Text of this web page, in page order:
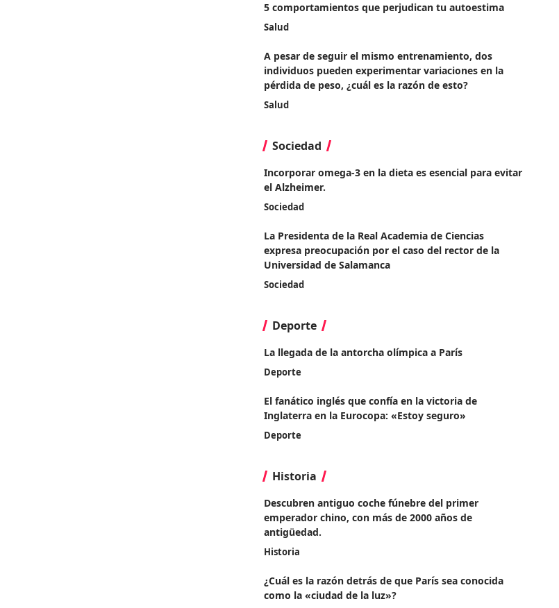
5 comportamientos que perjudican tu autoestima
Salud
A pesar de seguir el mismo entrenamiento, dos
individuos pueden experimentar variaciones en la
pérdida de peso, ¿cuál es la razón de esto?
Salud
Sociedad
Incorporar omega-3 en la dieta es esencial para evitar
el Alzheimer.
Sociedad
La Presidenta de la Real Academia de Ciencias
expresa preocupación por el caso del rector de la
Universidad de Salamanca
Sociedad
Deporte
La llegada de la antorcha olímpica a París
Deporte
El fanático inglés que confía en la victoria de
Inglaterra en la Eurocopa: «Estoy seguro»
Deporte
Historia
Descubren antiguo coche fúnebre del primer
emperador chino, con más de 2000 años de
antigüedad.
Historia
¿Cuál es la razón detrás de que París sea conocida
como la «ciudad de la luz»?